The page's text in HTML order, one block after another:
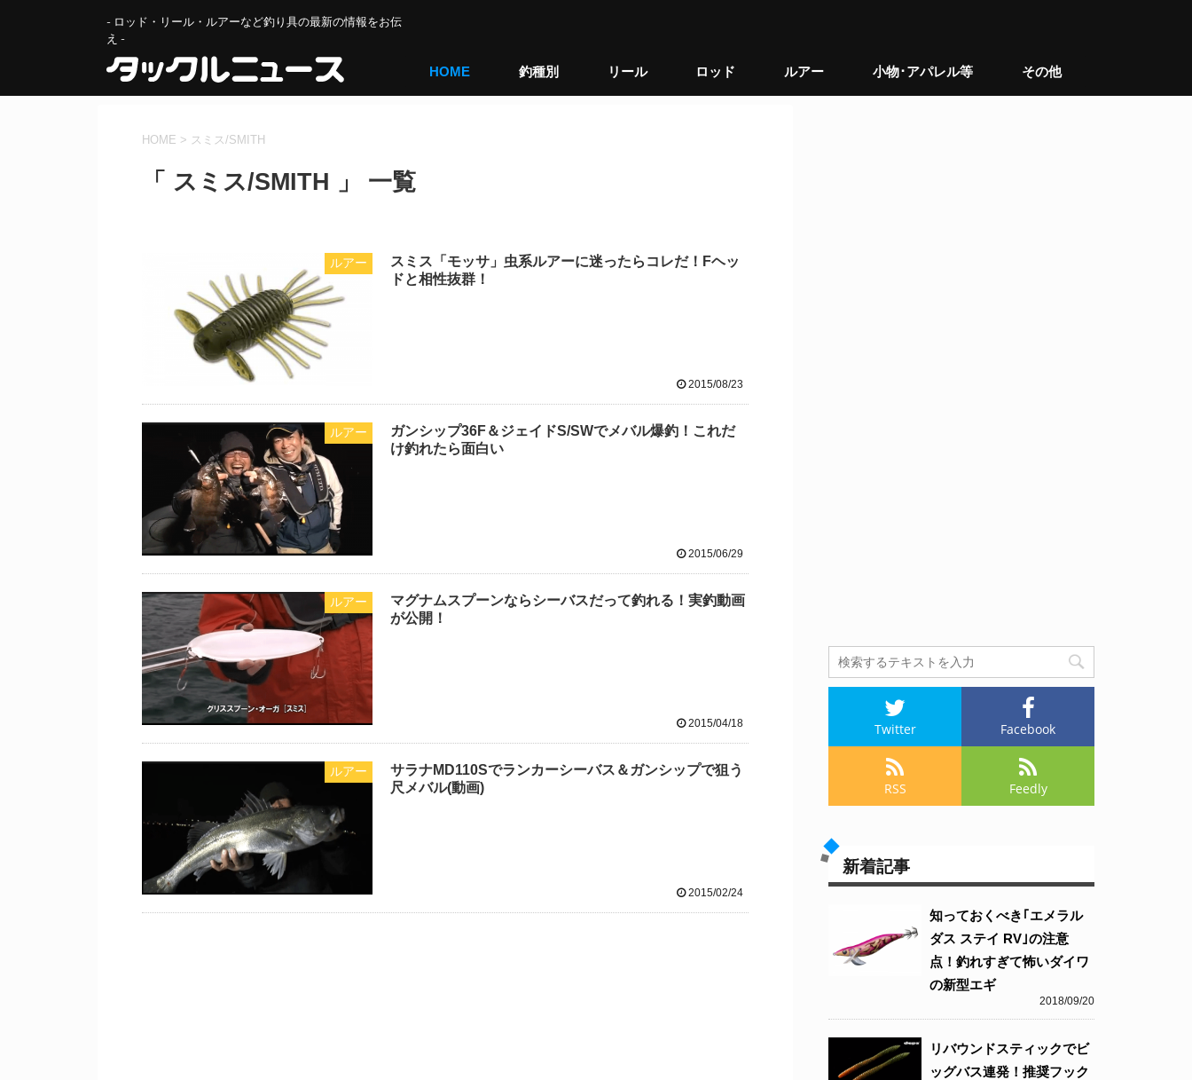
- ロッド・リール・ルアーなど釣り具の最新の情報をお伝
え -
HOME 釣種別 リール ロッド ルアー 小物･アパレル等 その他
HOME > スミス/SMITH
「 スミス/SMITH 」 一覧
ルアー
スミス「モッサ」虫系ルアーに迷ったらコレだ！Fヘッ
ドと相性抜群！
2015/08/23
ルアー
ガンシップ36F＆ジェイドS/SWでメバル爆釣！これだ
け釣れたら面白い
2015/06/29
ルアー
マグナムスプーンならシーバスだって釣れる！実釣動画
が公開！
2015/04/18
ルアー
サラナMD110Sでランカーシーバス＆ガンシップで狙う
尺メバル(動画)
2015/02/24
Twitter Facebook
RSS Feedly
新着記事
2018/09/20
知っておくべき｢エメラル
ダス ステイ RV｣の注意
点！釣れすぎて怖いダイワ
の新型エギ
リバウンドスティックでビ
ッグバス連発！推奨フック